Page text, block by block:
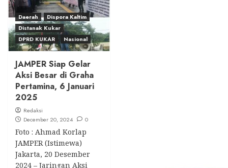
Daerah
Dispora Kaltim
Distanak Kukar
DPRD KUKAR
Nasional
JAMPER Siap Gelar
Aksi Besar di Graha
Pertamina, 6 Januari
2025
Redaksi
December 20, 2024
0
Foto : Ahmad Korlap
JAMPER (Istimewa)
Jakarta, 20 Desember
2024 – Jaringan Aksi